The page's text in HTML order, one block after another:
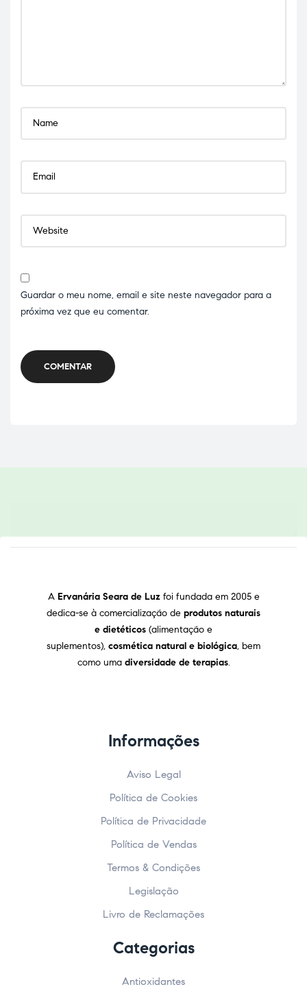
Guardar o meu nome, email e site neste navegador para a
próxima vez que eu comentar.
COMENTAR
A Ervanária Seara de Luz foi fundada em 2005 e
dedica-se à comercialização de produtos naturais
e dietéticos (alimentação e
suplementos), cosmética natural e biológica, bem
como uma diversidade de terapias.
Informações
Aviso Legal
Política de Cookies
Política de Privacidade
Política de Vendas
Termos & Condições
Legislação
Livro de Reclamações
Categorias
Antioxidantes